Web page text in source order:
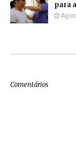
para
Comentários